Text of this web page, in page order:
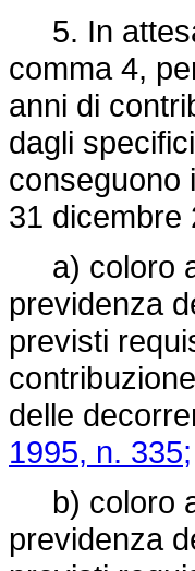
5. In
comma 4,
anni di
dagli
conseguono
31 dicembre
a) coloro
previdenza
previsti
delle
1995, n. 335;
b) coloro
previdenza